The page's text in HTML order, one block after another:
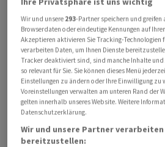
23.06. MK SGKB: Anlagetrends -
       SNB: Zahlungsbilanz Q1
MK Ethos zu
       Zero Point Forum
       Swissmem: 19. Industrietag
24.06. Klingelnberg: Ergebnis
       UBS-CFA Index Juni
UBS-Studie: Zu einem
Wir und unsere 293-Partner speichern und greifen
Browserdaten oder eindeutige Kennungen auf
Akzeptieren aktivieren Sie Tracking-Technologien
verarbeiten Daten, um Ihnen Dienste
Tracker deaktiviert sind, sind manche Inhalte und
so relevant für Sie. Sie können dieses Menü
Einstellungen zu ändern oder Ihre Einwilligung zu
Voreinstellungen verwalten am unteren Rand der
gelten innerhalb unseres Website. Weitere
Datenschutzerklärung.
Wir und unsere Partner
bereitzustellen: